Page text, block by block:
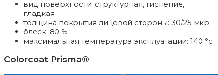
вид поверхности: структурная, тиснение,
гладкая
толщина покрытия лицевой стороны: 30/25 мкр
блеск: 80 %
максимальная температура эксплуатации: 140 °c
Colorcoat Prisma®